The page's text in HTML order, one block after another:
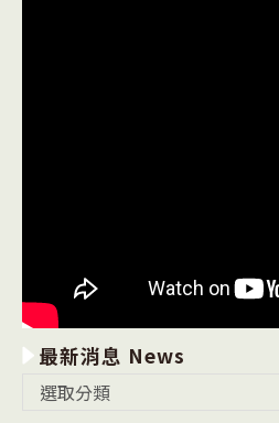
最新消息 News
選取分類